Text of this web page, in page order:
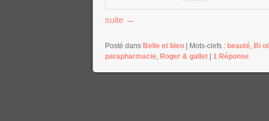
suite →
Posté dans Belle et bien Mots-clefs : beauté, Bi oil
parapharmacie, Roger & gallet 1 Réponse